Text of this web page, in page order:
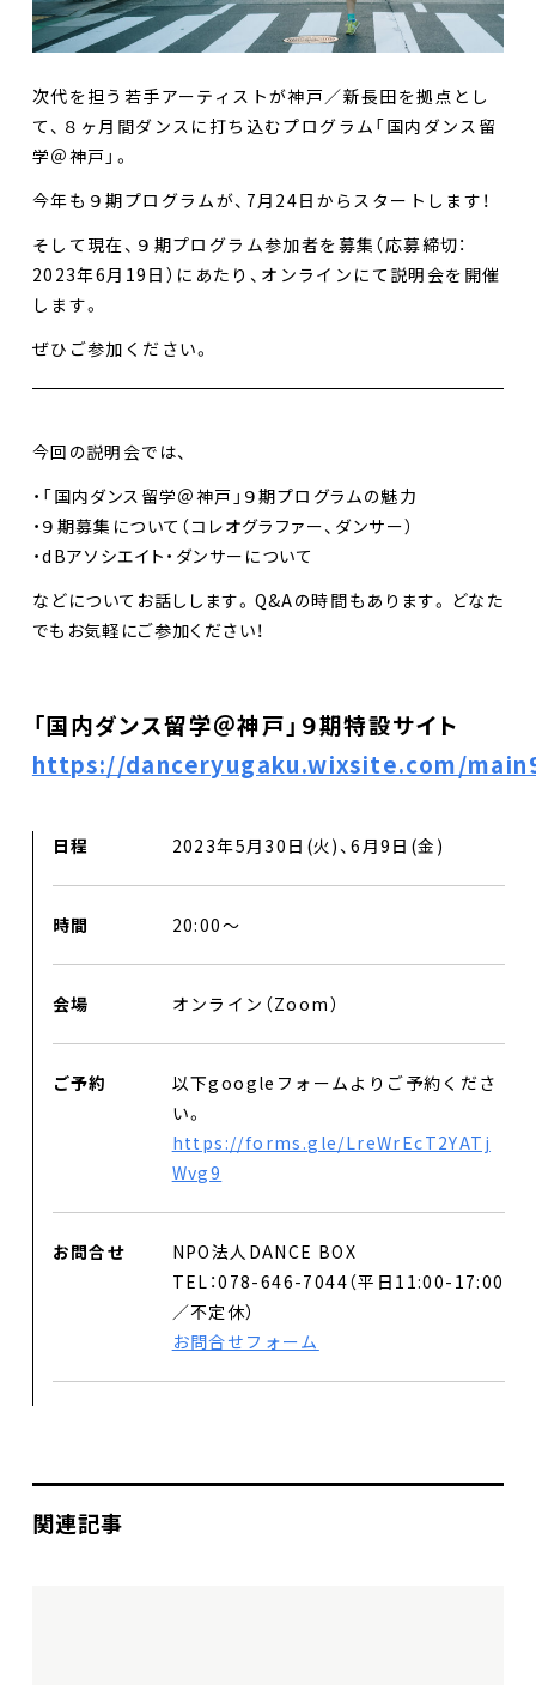
次代を担う若手アーティストが神戸／新長田を拠点とし
て、８ヶ月間ダンスに打ち込むプログラム「国内ダンス留
学＠神戸」。
今年も９期プログラムが、7月24日からスタートします！
そして現在、９期プログラム参加者を募集（応募締切：
2023年6月19日）にあたり、オンラインにて説明会を開催
します。
ぜひご参加ください。
今回の説明会では、
・「国内ダンス留学＠神戸」９期プログラムの魅力
・９期募集について（コレオグラファー、ダンサー）
・dBアソシエイト・ダンサーについて
などについてお話しします。Q&Aの時間もあります。どなた
でもお気軽にご参加ください！
「国内ダンス留学＠神戸」９期特設サイト
https://danceryugaku.wixsite.com/
日程 2023年5月30日(火)、6月9日(金)
時間 20:00〜
会場 オンライン（Zoom）
ご予約
以下googleフォームよりご予約くださ
い。
https://forms.gle/LreWrEcT2YATj
Wvg9
お問合せ
NPO法人DANCE BOX
TEL：078-646-7044（平日11:00-17:00
／不定休）
お問合せフォーム
関連記事